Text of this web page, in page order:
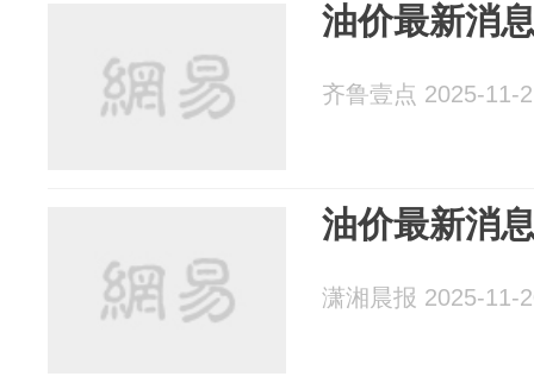
油价最新消
齐鲁壹点 2025-11-
油价最新消
潇湘晨报 2025-11-